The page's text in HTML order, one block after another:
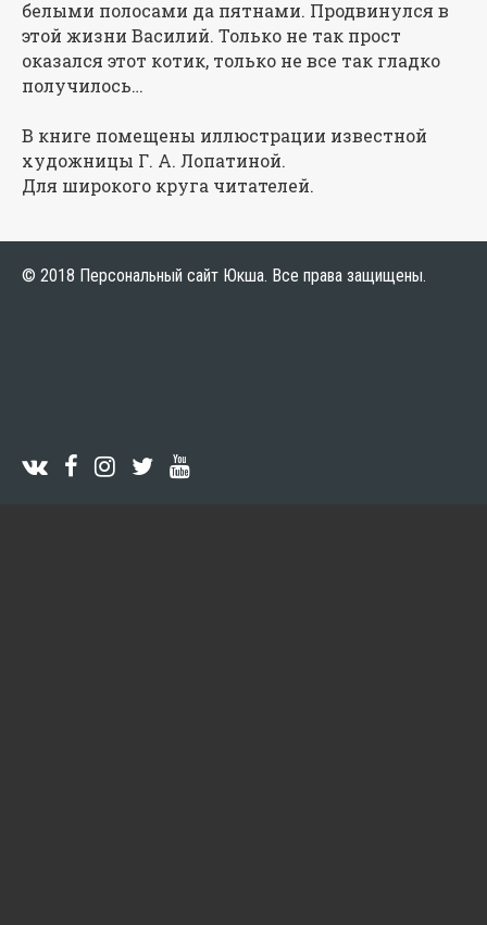
белыми полосами да пятнами. Продвинулся в
этой жизни Василий. Только не так прост
оказался этот котик, только не все так гладко
получилось…
В книге помещены иллюстрации известной
художницы Г. А. Лопатиной.
Для широкого круга читателей.
© 2018 Персональный сайт Юкша. Все права защищены.